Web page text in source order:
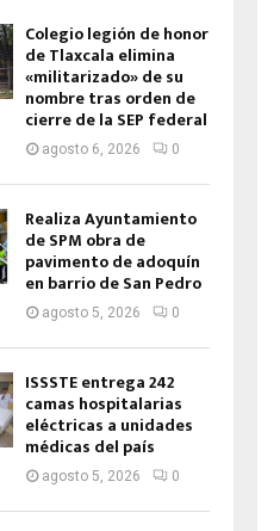
Colegio legión de honor
de Tlaxcala elimina
«militarizado» de su
nombre tras orden de
cierre de la SEP federal
agosto 6, 2026 0
Realiza Ayuntamiento
de SPM obra de
pavimento de adoquín
en barrio de San Pedro
agosto 5, 2026 0
ISSSTE entrega 242
camas hospitalarias
eléctricas a unidades
médicas del país
agosto 5, 2026 0